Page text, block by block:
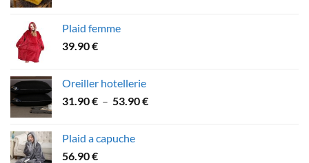
Plaid femme
39.90€
Oreiller hotellerie
31.90€ – 53.90€Plage
Plaid a capuche
56.90€